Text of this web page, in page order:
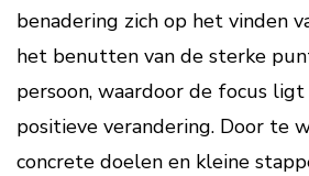
benadering zich op het vinden
het benutten van de sterke
persoon, waardoor de focus
positieve verandering. Door te
concrete doelen en kleine